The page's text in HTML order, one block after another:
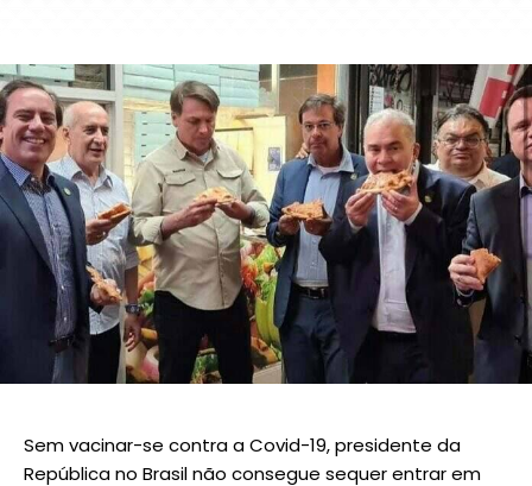
Sem vacinar-se contra a Covid-19, presidente da
República no Brasil não consegue sequer entrar em